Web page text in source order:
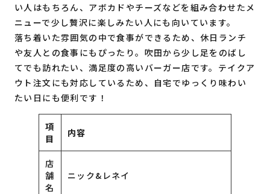
い人はもちろん、アボカドやチーズなどを組み合わせたメ
ニューで少し贅沢に楽しみたい人にも向いています。
落ち着いた雰囲気の中で食事ができるため、休日ランチ
や友人との食事にもぴったり。吹田から少し足をのばし
てでも訪れたい、満足度の高いバーガー店です。テイクア
ウト注文にも対応しているため、自宅でゆっくり味わい
たい日にも便利です！
項
目
内容
店
舗
名
ニック&レネイ